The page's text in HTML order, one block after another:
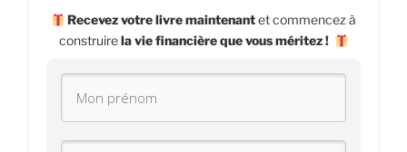
Recevez votre livre maintenantet commencez à
construirela vie financière que vous méritez !